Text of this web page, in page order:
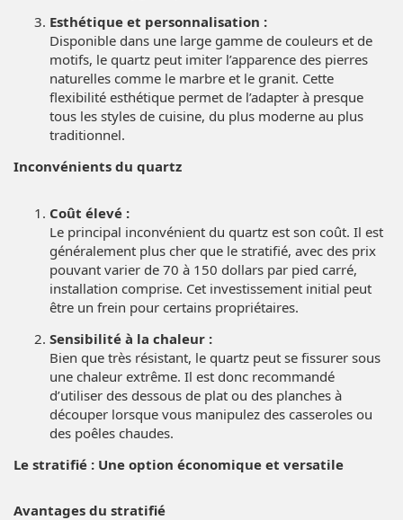
Esthétique et personnalisation :
Disponible dans une large gamme de couleurs et de
motifs, le quartz peut imiter l’apparence des pierres
naturelles comme le marbre et le granit. Cette
flexibilité esthétique permet de l’adapter à presque
tous les styles de cuisine, du plus moderne au plus
traditionnel.
Inconvénients du quartz
Coût élevé :
Le principal inconvénient du quartz est son coût. Il est
généralement plus cher que le stratifié, avec des prix
pouvant varier de 70 à 150 dollars par pied carré,
installation comprise. Cet investissement initial peut
être un frein pour certains propriétaires.
Sensibilité à la chaleur :
Bien que très résistant, le quartz peut se fissurer sous
une chaleur extrême. Il est donc recommandé
d’utiliser des dessous de plat ou des planches à
découper lorsque vous manipulez des casseroles ou
des poêles chaudes.
Le stratifié : Une option économique et versatile
Avantages du stratifié